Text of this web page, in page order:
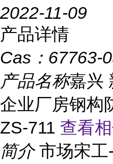
2022-11-09
产品详情
Cas： 67763-
产品名称嘉兴
企业厂房钢构
ZS-711 查看
简介 市场宋